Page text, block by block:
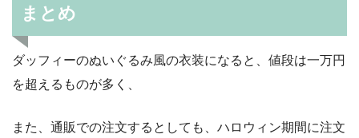
まとめ
ダッフィーのぬいぐるみ風の衣装になると、値段は一万円
を超えるものが多く、
また、通販での注文するとしても、ハロウィン期間に注文